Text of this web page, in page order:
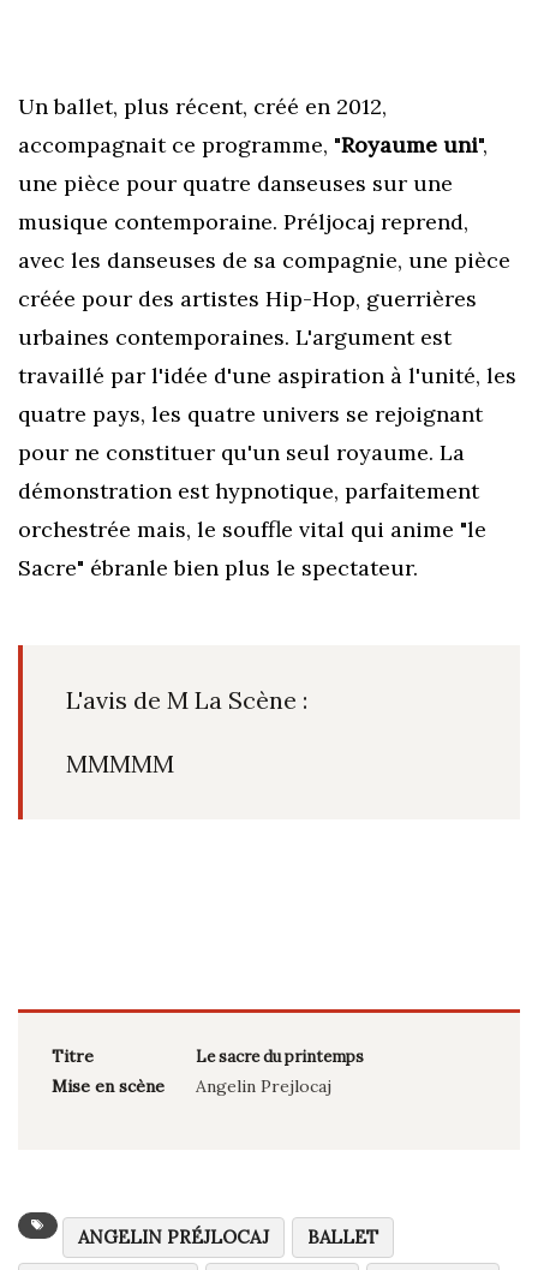
Un ballet, plus récent, créé en 2012,
accompagnait ce programme, "Royaume uni",
une pièce pour quatre danseuses sur une
musique contemporaine. Préljocaj reprend,
avec les danseuses de sa compagnie, une pièce
créée pour des artistes Hip-Hop, guerrières
urbaines contemporaines. L'argument est
travaillé par l'idée d'une aspiration à l'unité, les
quatre pays, les quatre univers se rejoignant
pour ne constituer qu'un seul royaume. La
démonstration est hypnotique, parfaitement
orchestrée mais, le souffle vital qui anime "le
Sacre" ébranle bien plus le spectateur.
L'avis de M La Scène :
MMMMM
Titre Le sacre du printemps
Mise en scène Angelin Prejlocaj
ANGELIN PRÉJLOCAJ
BALLET